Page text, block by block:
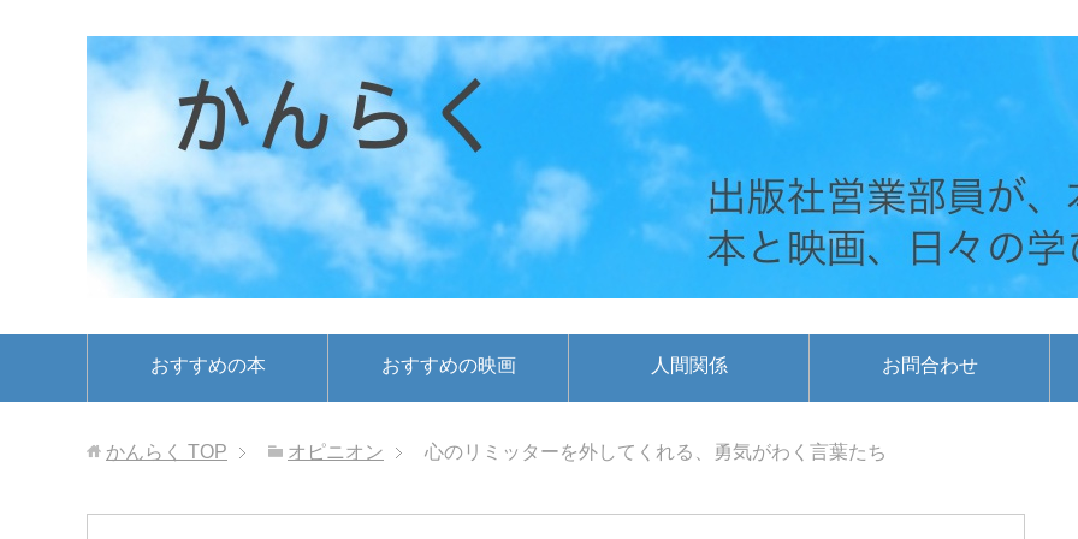
おすすめの本 おすすめの映画 人間関係 お問合わせ
かんらく TOP オピニオン 心のリミッターを外してくれる、勇気がわく言葉たち